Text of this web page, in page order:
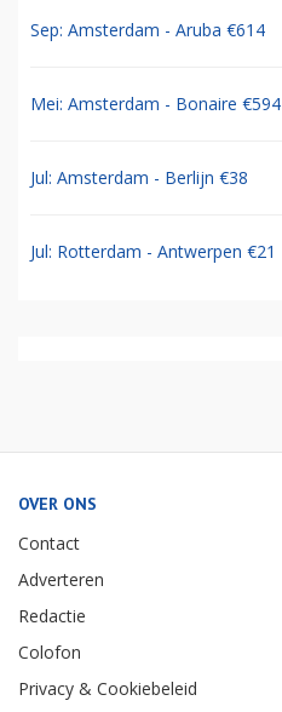
Sep: Amsterdam - Aruba €614
Mei: Amsterdam - Bonaire €594
Jul: Amsterdam - Berlijn €38
Jul: Rotterdam - Antwerpen €21
OVER ONS
Contact
Adverteren
Redactie
Colofon
Privacy & Cookiebeleid